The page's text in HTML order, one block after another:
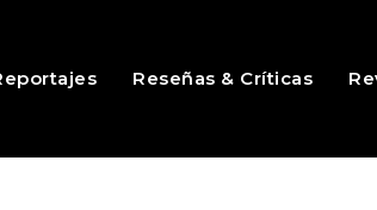
Reseñas & Críticas